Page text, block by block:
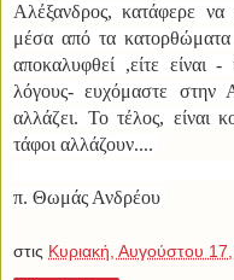
Αλέξανδρος, κατάφερε να
μέσα από τα
αποκαλυφθεί ,είτε είναι
λόγους- ευχόμαστε στην
αλλάζει. Το τέλος, είναι
τάφοι αλλάζουν....
π. Θωμάς Ανδρέου
στις Κυριακή, Αυγούστου